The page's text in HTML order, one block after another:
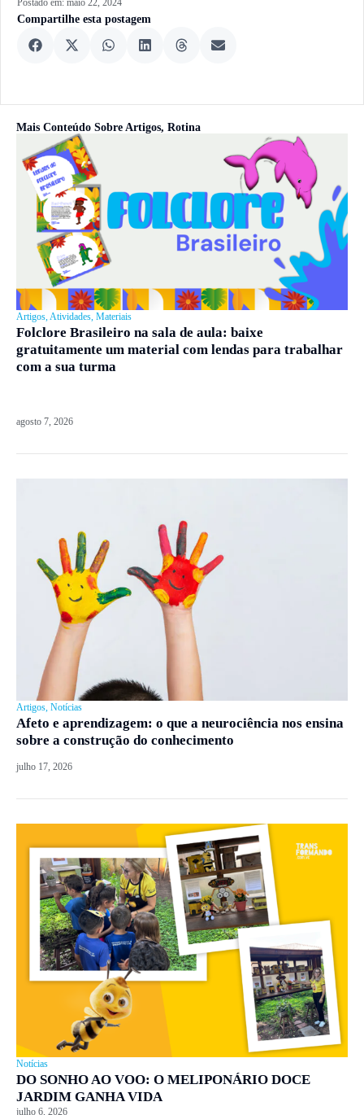
Postado em: maio 22, 2024
Compartilhe esta postagem
Mais Conteúdo Sobre Artigos, Rotina
Artigos,Atividades, Materiais
Folclore Brasileiro na sala de aula: baixe
gratuitamente um material com lendas para trabalhar
com a sua turma
agosto 7, 2026
Artigos Notícias
Afeto e aprendizagem: o que a neurociência nos ensina
sobre a construção do conhecimento
julho 17, 2026
Notícias
DO SONHO AO VOO: O MELIPONÁRIO DOCE
JARDIM GANHA VIDA
julho 6, 2026